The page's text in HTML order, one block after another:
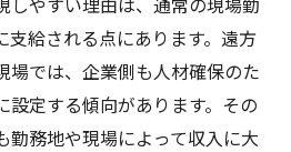
支給される点にあります。遠方
場では、企業側も人材確保のた
設定する傾向があります。その
勤務地や現場によって収入に大